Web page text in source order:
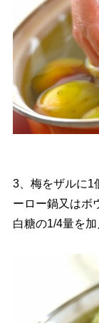
3、梅をザルに1
ーロー鍋又はボ
白糖の1/4量を